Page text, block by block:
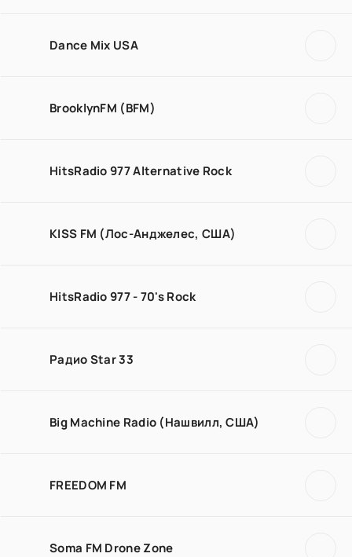
Dance Mix USA
BrooklynFM (BFM)
HitsRadio 977 Alternative Rock
KISS FM (Лос-Анджелес, США)
HitsRadio 977 - 70's Rock
Радио Star 33
Big Machine Radio (Нашвилл, США)
FREEDOM FM
Soma FM Drone Zone